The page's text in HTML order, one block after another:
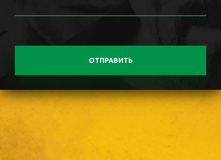
ОТПРАВИТЬ